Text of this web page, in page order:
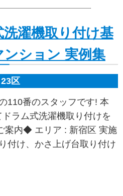
濯機取り付け基
ンション 実例集
23区
110番のスタッフです! 本
ラム式洗濯機取り付けを
案内◆ エリア : 新宿区 実施
付け、かさ上げ台取り付け